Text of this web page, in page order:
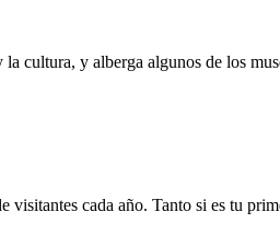
cultura, y alberga algunos de los
cada año. Tanto si es tu